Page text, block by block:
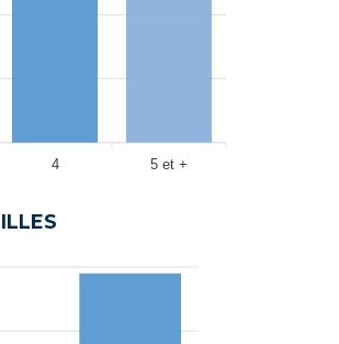
4 5 et +